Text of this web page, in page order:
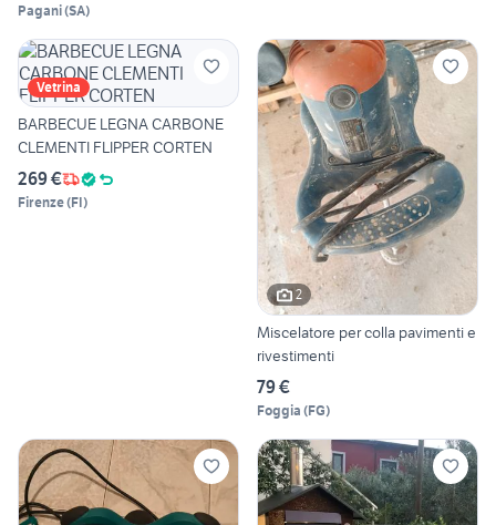
Pagani(SA)
Vetrina
BARBECUE LEGNA CARBONE
CLEMENTI FLIPPER CORTEN
269 €
Firenze(FI)
2
Miscelatore per colla pavimenti e
rivestimenti
79 €
Foggia (FG)